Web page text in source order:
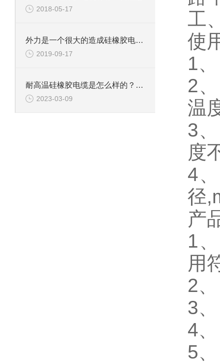
2018-05-17
外力是一个很大的造成硅橡胶电缆破损的因素
2019-09-17
耐高温硅橡胶电缆是怎么样的？如何进行安装？
2023-03-09
工
使
1
2
温
3
度
4
径
产
1
用
2
3
4
5